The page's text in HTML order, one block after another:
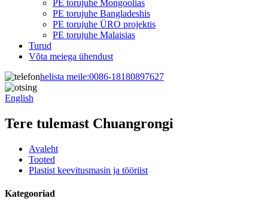
PE torujuhe Mongoolias
PE torujuhe Bangladeshis
PE torujuhe ÜRO projektis
PE torujuhe Malaisias
Turud
Võta meiega ühendust
helista meile:0086-18180897627
English
Tere tulemast Chuangrongi
Avaleht
Tooted
Plastist keevitusmasin ja tööriist
Kategooriad